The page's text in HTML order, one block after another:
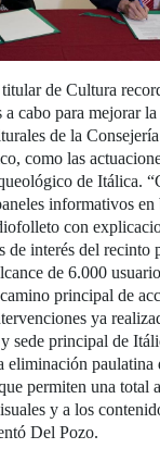
de Cultura
cabo para mejorar
de la
como las
de Itálica.
informativos en
con
de interés del recinto
de 6.000
principal de
ya
sede principal de
eliminación paulatina
permiten una total
y a los
Del Pozo.